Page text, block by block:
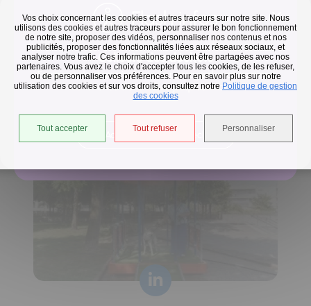
Vos choix concernant les cookies et autres traceurs sur notre site. Nous
utilisons des cookies et autres traceurs pour assurer le bon fonctionnement
de notre site, proposer des vidéos, personnaliser nos contenus et nos
publicités, proposer des fonctionnalités liées aux réseaux sociaux, et
analyser notre trafic. Ces informations peuvent être partagées avec nos
partenaires. Vous avez le choix d'accepter tous les cookies, de les refuser,
ou de personnaliser vos préférences. Pour en savoir plus sur notre
utilisation des cookies et sur vos droits, consultez notre Politique de gestion
des cookies
Tout accepter Tout refuser Personnaliser
Flash infos
Collecte des déchets
En raison des températures, le passage de nos camions
est avancé d'une heure jusqu'au 14 août.
Accéder à l'univers déchets
Horaires de collecte adaptés aux périodes de fortes